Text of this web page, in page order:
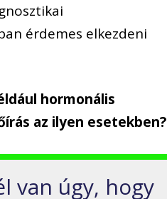
érdemes elkezdeni
hormonális
az ilyen esetekben?
van úgy, hogy